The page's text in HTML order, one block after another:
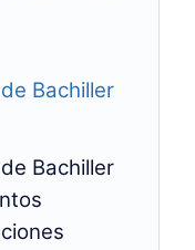
Bachiller
Bachiller